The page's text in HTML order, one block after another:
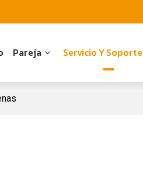
Pareja Servicio Y Soporte